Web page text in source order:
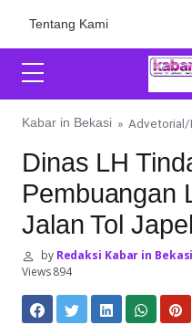
Tentang Kami
Kabar in Bekasi » Advetorial/
Dinas LH
Pembuangan
Jalan Tol
byRedaksi Kabar in Bekasi
Views 894